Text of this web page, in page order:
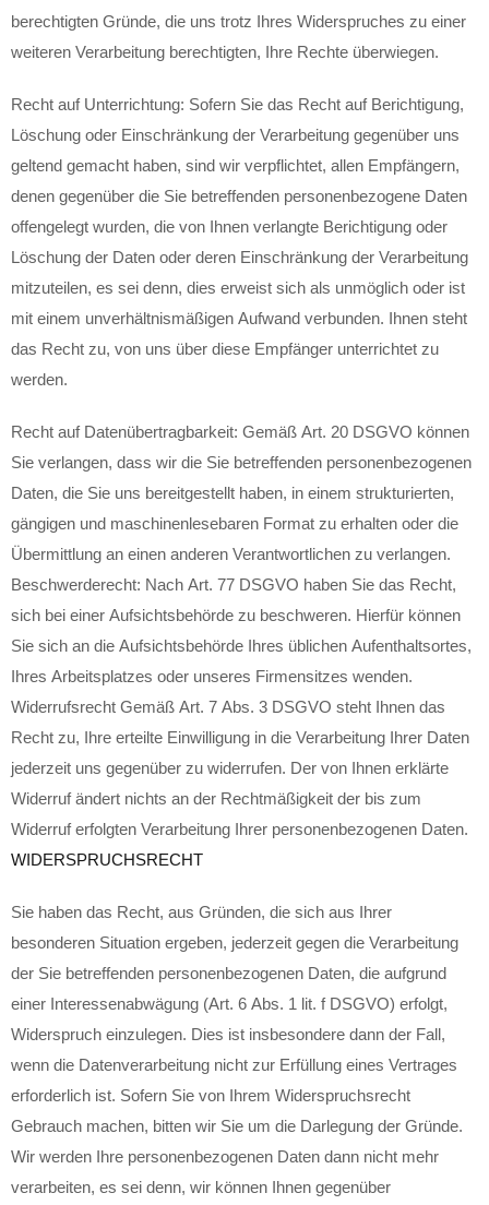
berechtigten Gründe, die uns trotz Ihres Widerspruches zu einer
weiteren Verarbeitung berechtigten, Ihre Rechte überwiegen.
Recht auf Unterrichtung: Sofern Sie das Recht auf Berichtigung,
Löschung oder Einschränkung der Verarbeitung gegenüber uns
geltend gemacht haben, sind wir verpflichtet, allen Empfängern,
denen gegenüber die Sie betreffenden personenbezogene Daten
offengelegt wurden, die von Ihnen verlangte Berichtigung oder
Löschung der Daten oder deren Einschränkung der Verarbeitung
mitzuteilen, es sei denn, dies erweist sich als unmöglich oder ist
mit einem unverhältnismäßigen Aufwand verbunden. Ihnen steht
das Recht zu, von uns über diese Empfänger unterrichtet zu
werden.
Recht auf Datenübertragbarkeit: Gemäß Art. 20 DSGVO können
Sie verlangen, dass wir die Sie betreffenden personenbezogenen
Daten, die Sie uns bereitgestellt haben, in einem strukturierten,
gängigen und maschinenlesebaren Format zu erhalten oder die
Übermittlung an einen anderen Verantwortlichen zu verlangen.
Beschwerderecht: Nach Art. 77 DSGVO haben Sie das Recht,
sich bei einer Aufsichtsbehörde zu beschweren. Hierfür können
Sie sich an die Aufsichtsbehörde Ihres üblichen Aufenthaltsortes,
Ihres Arbeitsplatzes oder unseres Firmensitzes wenden.
Widerrufsrecht Gemäß Art. 7 Abs. 3 DSGVO steht Ihnen das
Recht zu, Ihre erteilte Einwilligung in die Verarbeitung Ihrer Daten
jederzeit uns gegenüber zu widerrufen. Der von Ihnen erklärte
Widerruf ändert nichts an der Rechtmäßigkeit der bis zum
Widerruf erfolgten Verarbeitung Ihrer personenbezogenen Daten.
WIDERSPRUCHSRECHT
Sie haben das Recht, aus Gründen, die sich aus Ihrer
besonderen Situation ergeben, jederzeit gegen die Verarbeitung
der Sie betreffenden personenbezogenen Daten, die aufgrund
einer Interessenabwägung (Art. 6 Abs. 1 lit. f DSGVO) erfolgt,
Widerspruch einzulegen. Dies ist insbesondere dann der Fall,
wenn die Datenverarbeitung nicht zur Erfüllung eines Vertrages
erforderlich ist. Sofern Sie von Ihrem Widerspruchsrecht
Gebrauch machen, bitten wir Sie um die Darlegung der Gründe.
Wir werden Ihre personenbezogenen Daten dann nicht mehr
verarbeiten, es sei denn, wir können Ihnen gegenüber